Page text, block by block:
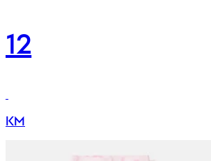
12
KM